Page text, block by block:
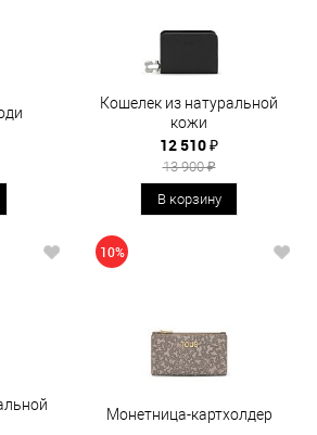
Кошелек из натуральной
кожи
12 510 ₽
13 900 ₽
В корзину
10%
Монетница-картхолдер